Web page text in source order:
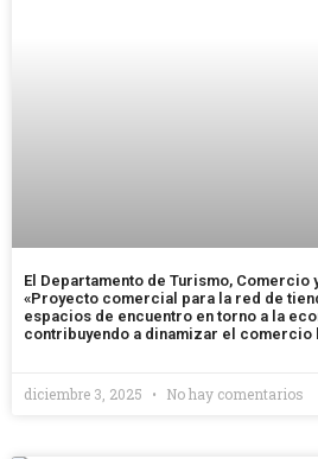
El Departamento de Turismo, Comercio
«Proyecto comercial para la red de
espacios de encuentro en torno a la
contribuyendo a dinamizar el comercio
diciembre 3, 2025 No hay comentarios